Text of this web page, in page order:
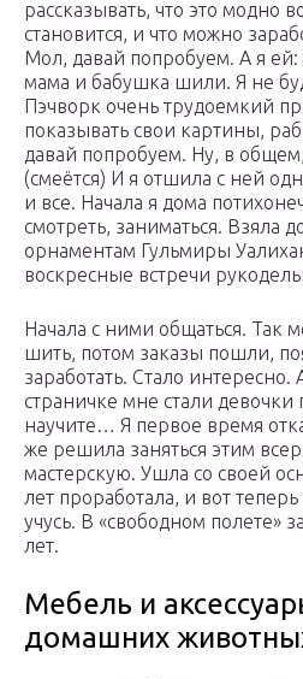
рассказывать, что это модно
становится, и что можно
Мол, давай попробуем. А я
мама и бабушка шили. Я не
Пэчворк очень трудоемкий
показывать свои картины,
давай попробуем. Ну, в
(смеётся) И я отшила с ней
и все. Начала я дома
смотреть, заниматься. Взяла
орнаментам Гульмиры
воскресные встречи
Начала с ними общаться. Так
шить, потом заказы пошли,
заработать. Стало интересно.
страничке мне стали девочки
научите… Я первое время
же решила заняться этим
мастерскую. Ушла со своей
лет проработала, и вот
учусь. В «свободном полете»
лет.
Мебель и
домашних